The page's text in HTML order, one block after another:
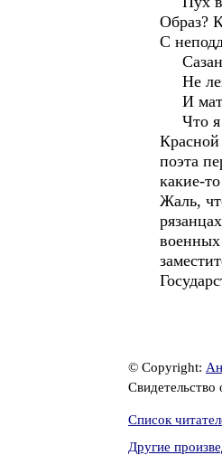
Образ?
С
Не лез
И
Что я
Красной
поэта
какие-
Жаль,
© Copyright:
Список
Другие